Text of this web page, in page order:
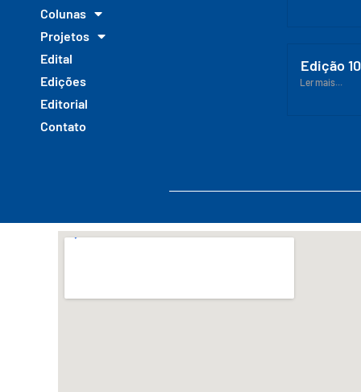
Colunas
Projetos
Edital
Edições
Editorial
Contato
Edição
Ler mais...